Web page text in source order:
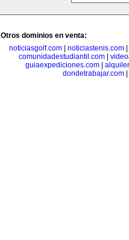
Otros dominios en venta:
noticiasgolf.com| noticiastenis.com|
comunidadestudiantil.com|
guiaexpediciones.com|
dondetrabajar.com|